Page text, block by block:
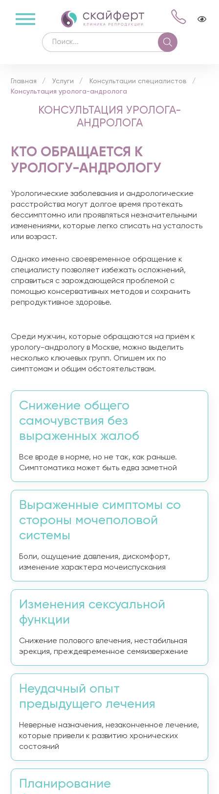
Главная Услуги
Консультации специалистов
Консультация уролога-андролога
КОНСУЛЬТАЦИЯ УРОЛОГА-
АНДРОЛОГА
КТО ОБРАЩАЕТСЯ К
УРОЛОГУ-АНДРОЛОГУ
Урологические заболевания и андрологические
расстройства могут долгое время протекать
бессимптомно или проявляться незначительными
изменениями, которые легко списать на усталость
или возраст.
Однако именно своевременное обращение к
специалисту позволяет избежать осложнений,
справиться с зарождающейся проблемой с
помощью консервативных методов и сохранить
репродуктивное здоровье.
Среди мужчин, которые обращаются на приём к
урологу-андрологу в Москве, можно выделить
несколько ключевых групп. Опишем их по
симптомам и общим обстоятельствам.
Снижение общего
самочувствия без
выраженных жалоб
Все вроде в норме, но не так, как раньше.
Симптоматика может быть едва заметной
Выраженные симптомы со
стороны мочеполовой
системы
Боли, ощущение давления, дискомфорт,
изменение характера мочеиспускания
Изменения сексуальной
функции
Снижение полового влечения, нестабильная
эрекция, преждевременное семяизвержение
Неудачный опыт
предыдущего лечения
Неверные назначения, незаконченное лечение,
которые привели к развитию хронических
состояний
Планирование